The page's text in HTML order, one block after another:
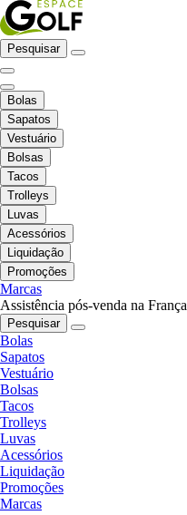
Pesquisar
Bolas
Sapatos
Vestuário
Bolsas
Tacos
Trolleys
Luvas
Acessórios
Liquidação
Promoções
Marcas
Assistência pós-venda na França
Pesquisar
Bolas
Sapatos
Vestuário
Bolsas
Tacos
Trolleys
Luvas
Acessórios
Liquidação
Promoções
Marcas